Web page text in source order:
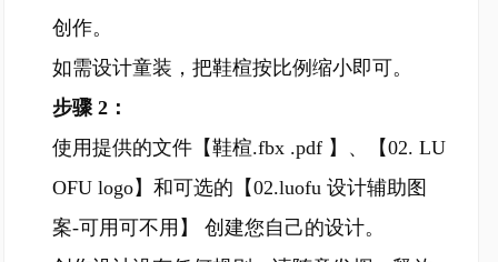
创作。
如需设计童装，把鞋楦按比例缩小即可。
步骤 2：
使用提供的文件【鞋楦.fbx .pdf 】、【02. LU
OFU logo】和可选的【02.luofu 设计辅助图
案-可用可不用】 创建您自己的设计。